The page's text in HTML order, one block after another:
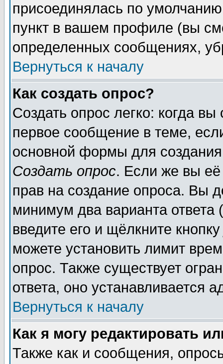
присоединялась по
пункт в вашем профиле (вы
определенных сообщениях,
Вернуться к началу
Как создать опрос?
Создать опрос легко: когда
первое сообщение в теме,
основной формы для
Создать опрос. Если же вы её
прав на создание опроса. Вы
минимум два варианта ответа
введите его и щёлкните
можете установить лимит
опрос. Также существует
ответа, оно устанавливается
Вернуться к началу
Как я могу редактировать
Также как и сообщения,